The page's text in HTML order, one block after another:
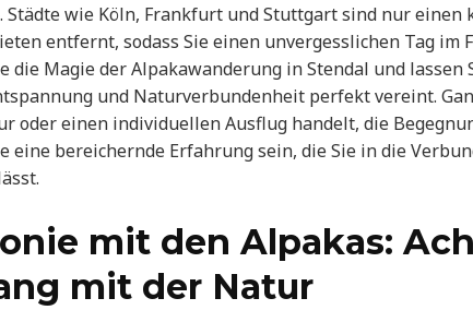
Städte wie Köln, Frankfurt und Stuttgart sind nur einen
entfernt, sodass Sie einen unvergesslichen Tag im
die Magie der Alpakawanderung in Stendal und
und Naturverbundenheit perfekt vereint.
oder einen individuellen Ausflug handelt, die
eine bereichernde Erfahrung sein, die Sie in die
mit den Alpakas:
mit der Natur